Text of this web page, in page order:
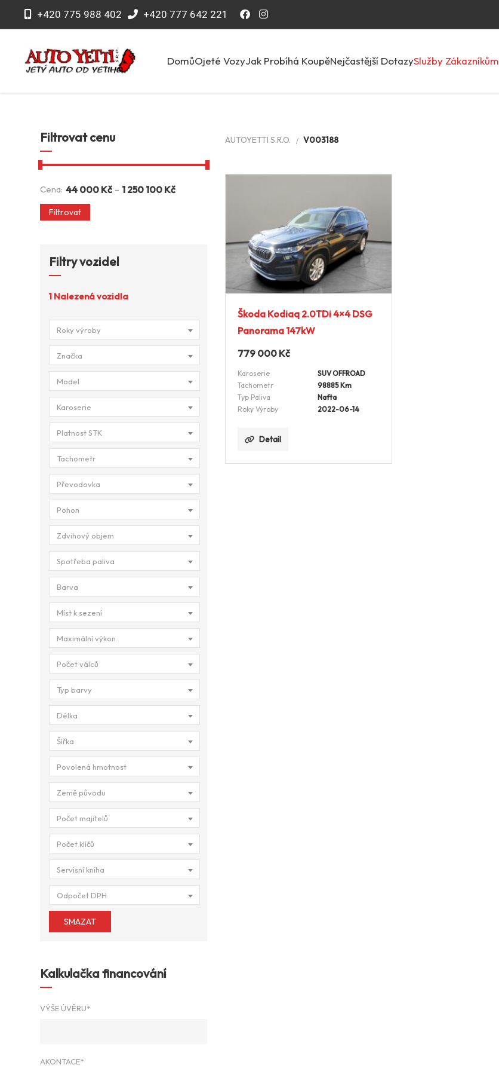
+420 775 988 402 +420 777 642 221
DomůOjeté VozyJak Probíhá KoupěNejčastější DotazySlužby Zákazníkům
Filtrovat cenu
Cena: 44 000 Kč - 1 250 100 Kč
Filtrovat
Filtry vozidel
1 Nalezená vozidla
Roky výroby
Značka
Model
Karoserie
Platnost STK
Tachometr
Převodovka
Pohon
Zdvihový objem
Spotřeba paliva
Barva
Míst k sezení
Maximální výkon
Počet válců
Typ barvy
Délka
Šířka
Povolená hmotnost
Země původu
Počet majitelů
Počet klíčů
Servisní kniha
Odpočet DPH
SMAZAT
Kalkulačka financování
VÝŠE ÚVĚRU*
AKONTACE*
AUTOYETTI S.R.O. V003188
Škoda Kodiaq 2.0TDi 4×4 DSG
Panorama 147kW
779 000 Kč
Karoserie
SUV OFFROAD
Tachometr
98885 Km
Typ Paliva
Nafta
Roky Výroby
2022-06-14
Detail